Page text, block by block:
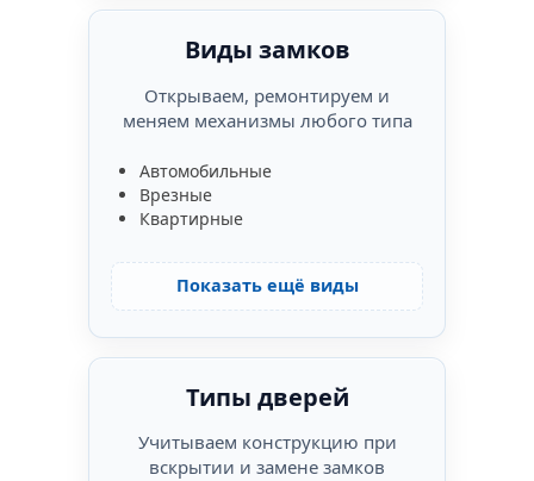
Виды замков
Открываем, ремонтируем и
меняем механизмы любого типа
Автомобильные
Врезные
Квартирные
Показать ещё виды
Типы дверей
Учитываем конструкцию при
вскрытии и замене замков